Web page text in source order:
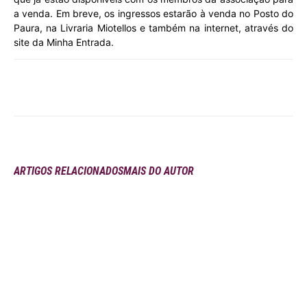
a venda. Em breve, os ingressos estarão à venda no Posto do
Paura, na Livraria Miotellos e também na internet, através do
site da Minha Entrada.
ARTIGOS RELACIONADOSMAIS DO AUTOR